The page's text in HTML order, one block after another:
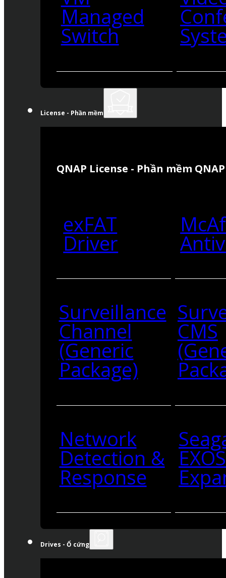
Managed
Switch
License - Phần mềm
QNAP License - Phần mềm QNAP
exFAT
Driver
Surveillance
Channel
(Generic
Package)
CMS
Network
Detection &
Response
EXOS
Drives - Ổ cứng